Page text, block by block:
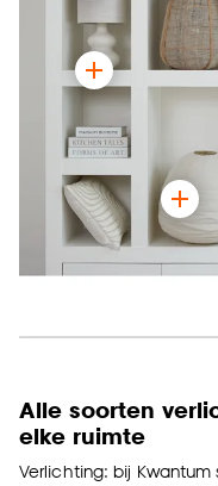
Goed om te weten
kan aanpassen,
cookieverklaring.
Alle soorten
elke ruimte
Verlichting: bij